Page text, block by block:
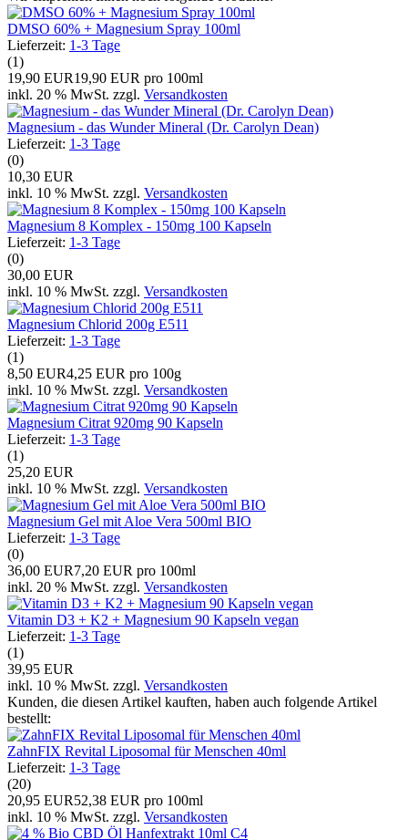
DMSO 60% + Magnesium Spray 100ml
Lieferzeit: 1-3 Tage
(1)
19,90 EUR19,90 EUR pro 100ml
inkl. 20 % MwSt. zzgl. Versandkosten
Magnesium - das Wunder Mineral (Dr. Carolyn Dean)
Lieferzeit: 1-3 Tage
(0)
10,30 EUR
inkl. 10 % MwSt. zzgl. Versandkosten
Magnesium 8 Komplex - 150mg 100 Kapseln
Lieferzeit: 1-3 Tage
(0)
30,00 EUR
inkl. 10 % MwSt. zzgl. Versandkosten
Magnesium Chlorid 200g E511
Lieferzeit: 1-3 Tage
(1)
8,50 EUR4,25 EUR pro 100g
inkl. 10 % MwSt. zzgl. Versandkosten
Magnesium Citrat 920mg 90 Kapseln
Lieferzeit: 1-3 Tage
(1)
25,20 EUR
inkl. 10 % MwSt. zzgl. Versandkosten
Magnesium Gel mit Aloe Vera 500ml BIO
Lieferzeit: 1-3 Tage
(0)
36,00 EUR7,20 EUR pro 100ml
inkl. 20 % MwSt. zzgl. Versandkosten
Vitamin D3 + K2 + Magnesium 90 Kapseln vegan
Lieferzeit: 1-3 Tage
(1)
39,95 EUR
inkl. 10 % MwSt. zzgl. Versandkosten
Kunden, die diesen Artikel kauften, haben auch folgende Artikel
bestellt:
ZahnFIX Revital Liposomal für Menschen 40ml
Lieferzeit: 1-3 Tage
(20)
20,95 EUR52,38 EUR pro 100ml
inkl. 10 % MwSt. zzgl. Versandkosten